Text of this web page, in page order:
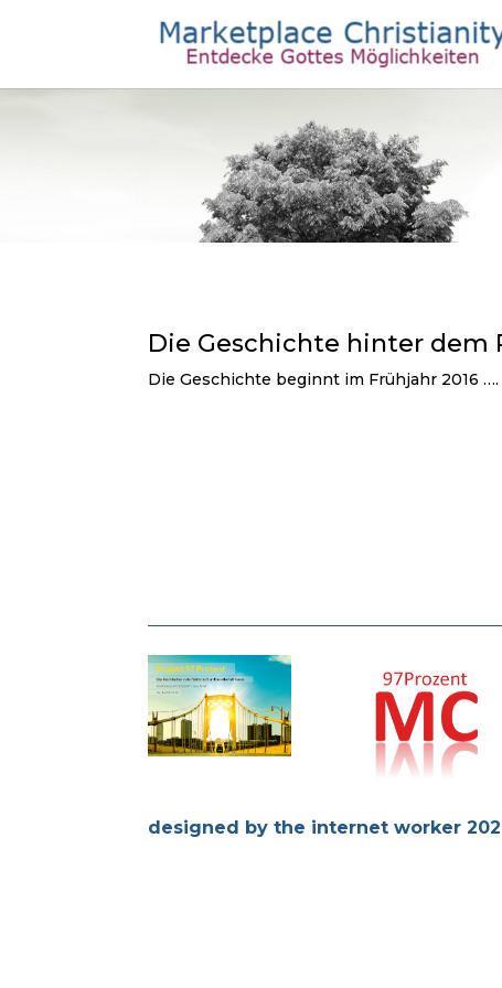
Die Geschichte hinter
Die Geschichte beginnt im Frühjahr 2016 ….
designed by the internet worker